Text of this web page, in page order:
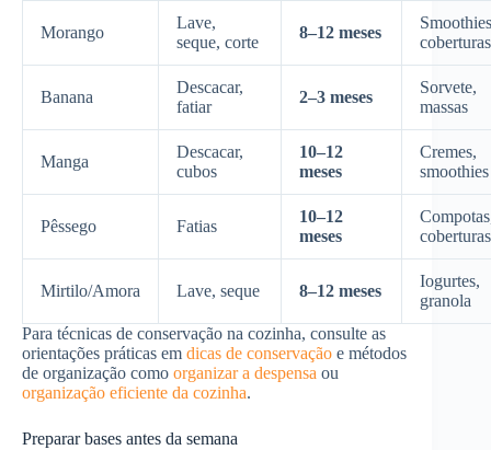
Morango
Lave,
seque, corte
8–12 meses
coberturas
Banana
Descacar,
fatiar
2–3 meses
Sorvete,
massas
Manga
Descacar,
cubos
10–12
meses
Cremes,
smoothies
Pêssego Fatias
10–12
meses
coberturas
Mirtilo/Amora Lave, seque 8–12 meses
Iogurtes,
granola
Para técnicas de conservação na cozinha, consulte as
orientações práticas em dicas de conservação e métodos
de organização como organizar a despensa ou
organização eficiente da cozinha.
Preparar bases antes da semana